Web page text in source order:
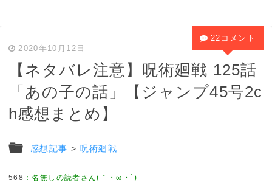
2020年10月12日
【ネタバレ注意】呪術廻戦 125話
「あの子の話」【ジャンプ45号2c
h感想まとめ】
感想記事 > 呪術廻戦
22コメント
568 ：名無しの読者さん(｀・ω・´)